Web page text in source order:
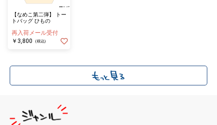
【なめこ第二弾】 トー
トバッグ ひもの
再入荷メール受付
￥3,800
(税込)